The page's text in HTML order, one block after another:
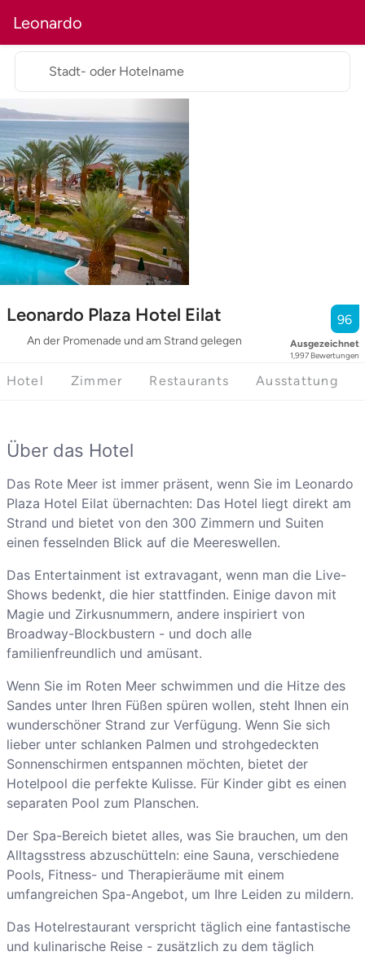
Leonardo
Leonardo Plaza Hotel Eilat
An der Promenade und am Strand gelegen
96
Ausgezeichnet
1,997 Bewertungen
Stadt- oder Hotelname
Hotel Zimmer Restaurants Ausstattung
Über das Hotel
Das Rote Meer ist immer präsent, wenn Sie im Leonardo
Plaza Hotel Eilat übernachten: Das Hotel liegt direkt am
Strand und bietet von den 300 Zimmern und Suiten
einen fesselnden Blick auf die Meereswellen.
Das Entertainment ist extravagant, wenn man die Live-
Shows bedenkt, die hier stattfinden. Einige davon mit
Magie und Zirkusnummern, andere inspiriert von
Broadway-Blockbustern - und doch alle
familienfreundlich und amüsant.
Wenn Sie im Roten Meer schwimmen und die Hitze des
Sandes unter Ihren Füßen spüren wollen, steht Ihnen ein
wunderschöner Strand zur Verfügung. Wenn Sie sich
lieber unter schlanken Palmen und strohgedeckten
Sonnenschirmen entspannen möchten, bietet der
Hotelpool die perfekte Kulisse. Für Kinder gibt es einen
separaten Pool zum Planschen.
Der Spa-Bereich bietet alles, was Sie brauchen, um den
Alltagsstress abzuschütteln: eine Sauna, verschiedene
Pools, Fitness- und Therapieräume mit einem
umfangreichen Spa-Angebot, um Ihre Leiden zu mildern.
Das Hotelrestaurant verspricht täglich eine fantastische
und kulinarische Reise - zusätzlich zu dem täglich